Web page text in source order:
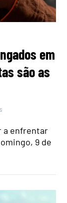
em
são as
a enfrentar
9 de